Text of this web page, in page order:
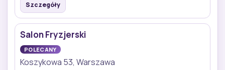
Szczegóły
Salon Fryzjerski
POLECANY
Koszykowa 53, Warszawa